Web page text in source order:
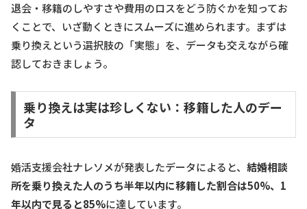
退会・移籍のしやすさや費用のロスをどう防ぐかを知ってお
くことで、いざ動くときにスムーズに進められます。まずは
乗り換えという選択肢の「実態」を、データも交えながら確
認しておきましょう。
乗り換えは実は珍しくない：移籍した人のデー
タ
婚活支援会社ナレソメが発表したデータによると、 結婚相談
所を乗り換えた人のうち半年以内に移籍した割合は50%、1
年以内で見ると85%に達しています。